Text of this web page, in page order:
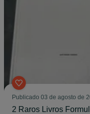
Publicado 03 de agosto de
2 Raros Livros